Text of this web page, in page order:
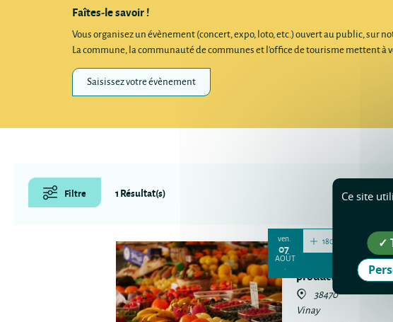
Faîtes-le savoir !
Vous organisez un évènement (concert, expo, loto, etc.) ouvert au public, sur
La commune, la communauté de communes et l'office de tourisme mettent
Saisissez votre évènement
Filtre 1 Résultat(s)
180 DATES
ven.
07
AOÛT
producteurs
38470
Vinay
Ce site